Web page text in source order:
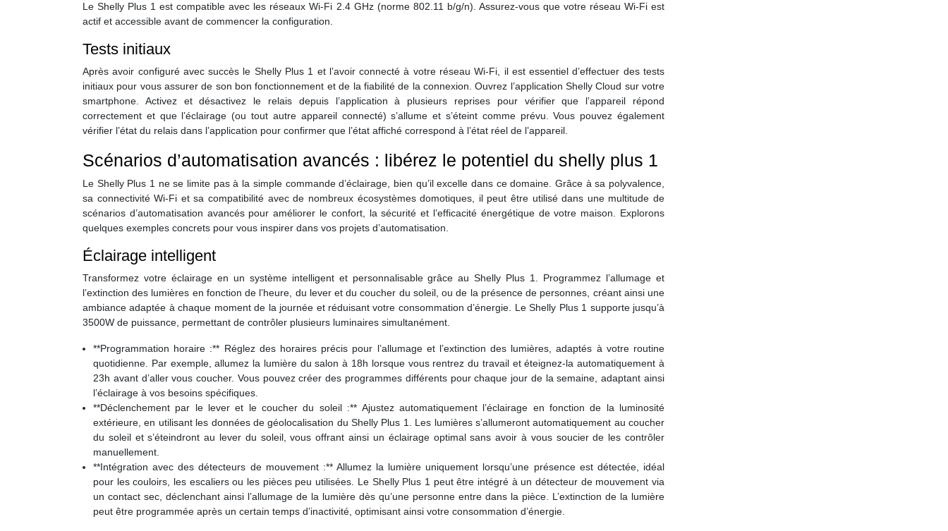
Le Shelly Plus 1 est compatible avec les réseaux Wi-Fi 2.4 GHz (norme 802.11 b/g/n). Assurez-vous que votre réseau Wi-Fi est
actif et accessible avant de commencer la configuration.
Tests initiaux
Après avoir configuré avec succès le Shelly Plus 1 et l’avoir connecté à votre réseau Wi-Fi, il est essentiel d’effectuer des tests
initiaux pour vous assurer de son bon fonctionnement et de la fiabilité de la connexion. Ouvrez l’application Shelly Cloud sur votre
smartphone. Activez et désactivez le relais depuis l’application à plusieurs reprises pour vérifier que l’appareil répond
correctement et que l’éclairage (ou tout autre appareil connecté) s’allume et s’éteint comme prévu. Vous pouvez également
vérifier l’état du relais dans l’application pour confirmer que l’état affiché correspond à l’état réel de l’appareil.
Scénarios d’automatisation avancés : libérez le potentiel du shelly plus 1
Le Shelly Plus 1 ne se limite pas à la simple commande d’éclairage, bien qu’il excelle dans ce domaine. Grâce à sa polyvalence,
sa connectivité Wi-Fi et sa compatibilité avec de nombreux écosystèmes domotiques, il peut être utilisé dans une multitude de
scénarios d’automatisation avancés pour améliorer le confort, la sécurité et l’efficacité énergétique de votre maison. Explorons
quelques exemples concrets pour vous inspirer dans vos projets d’automatisation.
Éclairage intelligent
Transformez votre éclairage en un système intelligent et personnalisable grâce au Shelly Plus 1. Programmez l’allumage et
l’extinction des lumières en fonction de l’heure, du lever et du coucher du soleil, ou de la présence de personnes, créant ainsi une
ambiance adaptée à chaque moment de la journée et réduisant votre consommation d’énergie. Le Shelly Plus 1 supporte jusqu’à
3500W de puissance, permettant de contrôler plusieurs luminaires simultanément.
**Programmation horaire :** Réglez des horaires précis pour l’allumage et l’extinction des lumières, adaptés à votre routine
quotidienne. Par exemple, allumez la lumière du salon à 18h lorsque vous rentrez du travail et éteignez-la automatiquement à
23h avant d’aller vous coucher. Vous pouvez créer des programmes différents pour chaque jour de la semaine, adaptant ainsi
l’éclairage à vos besoins spécifiques.
**Déclenchement par le lever et le coucher du soleil :** Ajustez automatiquement l’éclairage en fonction de la luminosité
extérieure, en utilisant les données de géolocalisation du Shelly Plus 1. Les lumières s’allumeront automatiquement au coucher
du soleil et s’éteindront au lever du soleil, vous offrant ainsi un éclairage optimal sans avoir à vous soucier de les contrôler
manuellement.
**Intégration avec des détecteurs de mouvement :** Allumez la lumière uniquement lorsqu’une présence est détectée, idéal
pour les couloirs, les escaliers ou les pièces peu utilisées. Le Shelly Plus 1 peut être intégré à un détecteur de mouvement via
un contact sec, déclenchant ainsi l’allumage de la lumière dès qu’une personne entre dans la pièce. L’extinction de la lumière
peut être programmée après un certain temps d’inactivité, optimisant ainsi votre consommation d’énergie.